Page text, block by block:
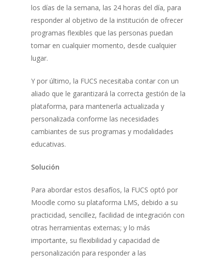
los días de la semana, las 24 horas del día, para
responder al objetivo de la institución de ofrecer
programas flexibles que las personas puedan
tomar en cualquier momento, desde cualquier
lugar.
Y por último, la FUCS necesitaba contar con un
aliado que le garantizará la correcta gestión de la
plataforma, para mantenerla actualizada y
personalizada conforme las necesidades
cambiantes de sus programas y modalidades
educativas.
Solución
Para abordar estos desafíos, la FUCS optó por
Moodle como su plataforma LMS, debido a su
practicidad, sencillez, facilidad de integración con
otras herramientas externas; y lo más
importante, su flexibilidad y capacidad de
personalización para responder a las